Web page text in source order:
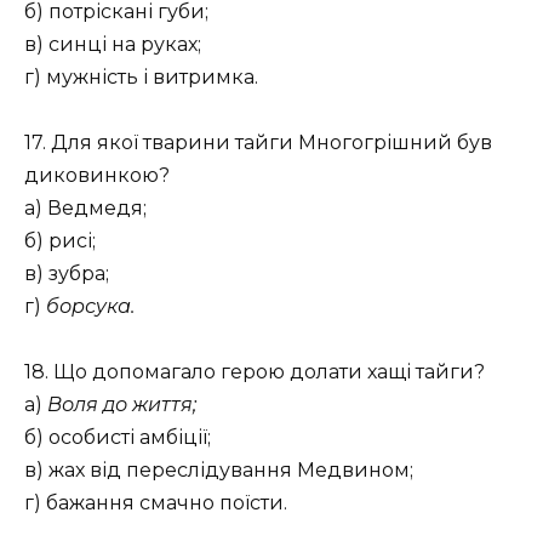
б) потріскані губи;
в) синці на руках;
г) мужність і витримка.
17. Для якої тварини тайги Многогрішний був
диковинкою?
а) Ведмедя;
б) рисі;
в) зубра;
г) борсука.
18. Що допомагало герою долати хащі тайги?
а) Воля до життя;
б) особисті амбіції;
в) жах від переслідування Медвином;
г) бажання смачно поїсти.